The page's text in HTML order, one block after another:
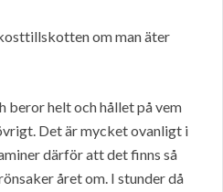
om man äter
beror helt och hållet på vem
Det är mycket ovanligt i
därför att det finns så
året om. I stunder då